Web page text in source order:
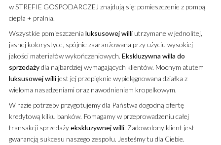
w STREFIE GOSPODARCZEJ znajdują się: pomieszczenie z pompą
ciepła + pralnia.
Wszystkie pomieszczenia luksusowejwilliutrzymane w jednolitej,
jasnej kolorystyce, spójnie zaaranżowana przy użyciu wysokiej
jakości materiałów wykończeniowych. Ekskluzywna willa do
sprzedażydla najbardziej wymagających klientów. Mocnym atutem
luksusowejwillijest jej przepięknie wypielęgnowana działka z
wieloma nasadzeniami oraz nawodnieniem kropelkowym.
W razie potrzeby przygotujemy dla Państwa dogodną ofertę
kredytową kilku banków. Pomagamy w przeprowadzeniu całej
transakcji sprzedażyekskluzywnejwilli. Zadowolony klient jest
gwarancją sukcesu naszego zespołu. Jesteśmy tu dla Ciebie.